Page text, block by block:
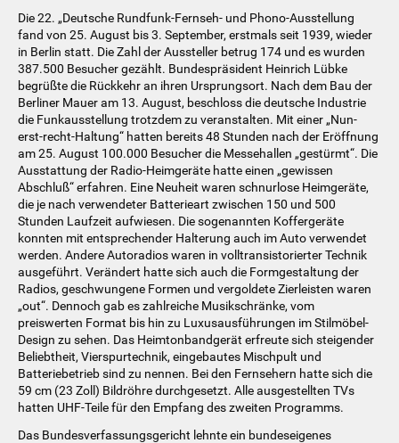
Die 22. „Deutsche Rundfunk-Fernseh- und Phono-Ausstellung
fand von 25. August bis 3. September, erstmals seit 1939, wieder
in Berlin statt. Die Zahl der Aussteller betrug 174 und es wurden
387.500 Besucher gezählt. Bundespräsident Heinrich Lübke
begrüßte die Rückkehr an ihren Ursprungsort. Nach dem Bau der
Berliner Mauer am 13. August, beschloss die deutsche Industrie
die Funkausstellung trotzdem zu veranstalten. Mit einer „Nun-
erst-recht-Haltung“ hatten bereits 48 Stunden nach der Eröffnung
am 25. August 100.000 Besucher die Messehallen „gestürmt“. Die
Ausstattung der Radio-Heimgeräte hatte einen „gewissen
Abschluß“ erfahren. Eine Neuheit waren schnurlose Heimgeräte,
die je nach verwendeter Batterieart zwischen 150 und 500
Stunden Laufzeit aufwiesen. Die sogenannten Koffergeräte
konnten mit entsprechender Halterung auch im Auto verwendet
werden. Andere Autoradios waren in volltransistorierter Technik
ausgeführt. Verändert hatte sich auch die Formgestaltung der
Radios, geschwungene Formen und vergoldete Zierleisten waren
„out“. Dennoch gab es zahlreiche Musikschränke, vom
preiswerten Format bis hin zu Luxusausführungen im Stilmöbel-
Design zu sehen. Das Heimtonbandgerät erfreute sich steigender
Beliebtheit, Vierspurtechnik, eingebautes Mischpult und
Batteriebetrieb sind zu nennen. Bei den Fernsehern hatte sich die
59 cm (23 Zoll) Bildröhre durchgesetzt. Alle ausgestellten TVs
hatten UHF-Teile für den Empfang des zweiten Programms.
Das Bundesverfassungsgericht lehnte ein bundeseigenes